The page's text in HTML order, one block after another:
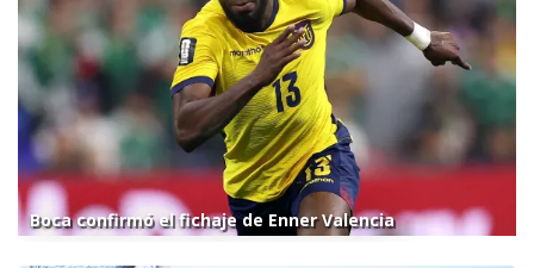
Boca confirmó el fichaje de Enner Valencia